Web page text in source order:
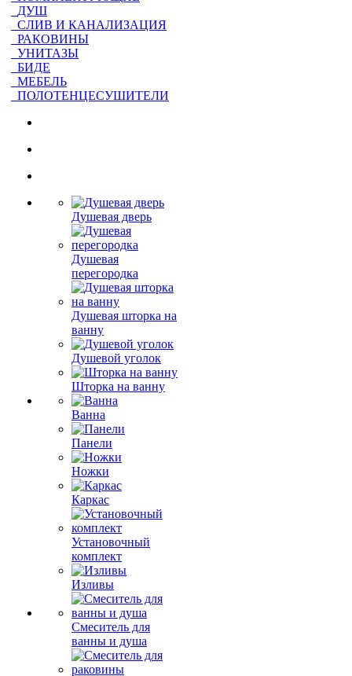
ДУШ
СЛИВ И КАНАЛИЗАЦИЯ
РАКОВИНЫ
УНИТАЗЫ
БИДЕ
МЕБЕЛЬ
ПОЛОТЕНЦЕСУШИТЕЛИ
Душевая дверь
Душевая
перегородка
Душевая шторка на
ванну
Душевой уголок
Шторка на ванну
Ванна
Панели
Ножки
Каркас
Установочный
комплект
Изливы
Смеситель для
ванны и душа